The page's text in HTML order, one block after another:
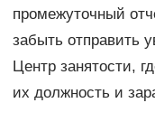
промежуточный
забыть отправить
Центр занятости,
их должность и